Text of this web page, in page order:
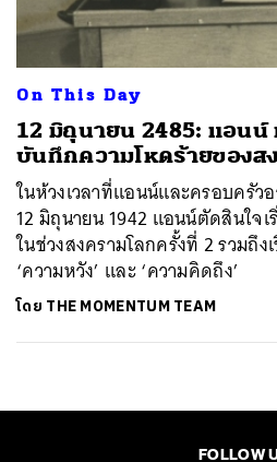
On This Day
12 มิถุนายน 2485: แอนน์
บันทึกความโหดร้ายของส
ในห้วงเวลาที่แอนน์และครอบครั
12 มิถุนายน 1942 แอนน์ตัดสินใจเ
ในช่วงสงครามโลกครั้งที่ 2 รวมถึ
‘ความหวัง’ และ ‘ความคิดถึง’
โดย THE MOMENTUM TEAM
FOLLOW
ค้นหา
SHARE TWEET